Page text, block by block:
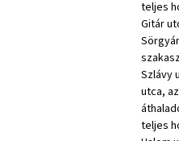
teljes
Gitár
Szlávy
utca,
teljes